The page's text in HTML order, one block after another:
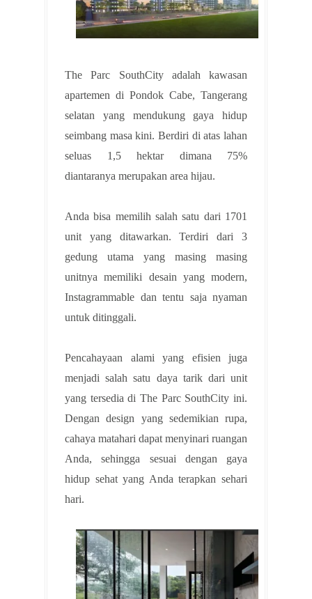
The Parc SouthCity adalah kawasan
apartemen di Pondok Cabe, Tangerang
selatan yang mendukung gaya hidup
seimbang masa kini. Berdiri di atas lahan
seluas 1,5 hektar dimana 75%
diantaranya merupakan area hijau.
Anda bisa memilih salah satu dari 1701
unit yang ditawarkan. Terdiri dari 3
gedung utama yang masing masing
unitnya memiliki desain yang modern,
Instagrammable dan tentu saja nyaman
untuk ditinggali.
Pencahayaan alami yang efisien juga
menjadi salah satu daya tarik dari unit
yang tersedia di The Parc SouthCity ini.
Dengan design yang sedemikian rupa,
cahaya matahari dapat menyinari ruangan
Anda, sehingga sesuai dengan gaya
hidup sehat yang Anda terapkan sehari
hari.